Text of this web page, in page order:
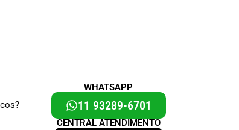
WHATSAPP
11 93289-6701
CENTRAL ATENDIMENTO